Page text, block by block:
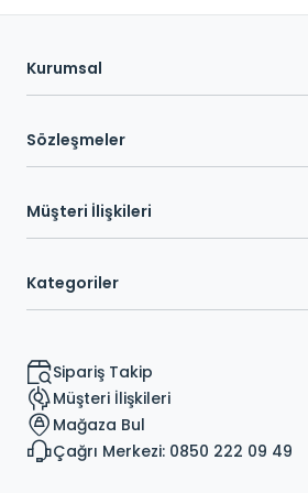
Kurumsal
Sözleşmeler
Müşteri İlişkileri
Kategoriler
Sipariş Takip
Müşteri İlişkileri
Mağaza Bul
Çağrı Merkezi: 0850 222 09 49